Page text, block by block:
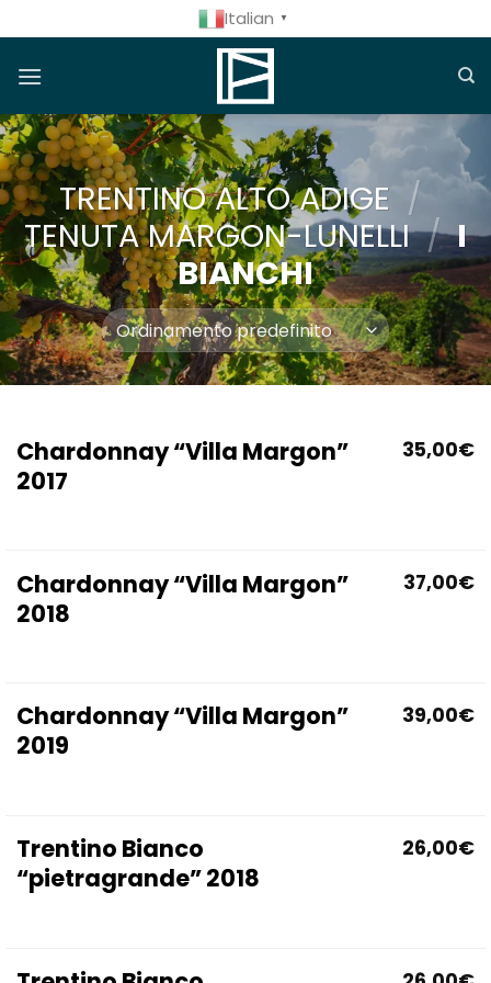
ai
contenuti
Italian ▼
TRENTINO ALTO ADIGE /
TENUTA MARGON-LUNELLI / I
BIANCHI
Chardonnay “Villa Margon”
2017
35,00€
Chardonnay “Villa Margon”
2018
37,00€
Chardonnay “Villa Margon”
2019
39,00€
Trentino Bianco
“pietragrande” 2018
26,00€